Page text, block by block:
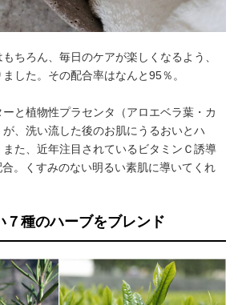
ちろん、毎日のケアが楽しくなるよう、
した。その配合率はなんと95％。
と植物性プラセンタ（アロエベラ葉・カ
、洗い流した後のお肌にうるおいとハ
また、近年注目されているビタミンＣ誘導
。くすみのない明るい素肌に導いてくれ
７種のハーブをブレンド